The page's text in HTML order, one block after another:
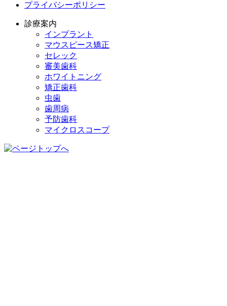
プライバシーポリシー
診療案内
インプラント
マウスピース矯正
セレック
審美歯科
ホワイトニング
矯正歯科
虫歯
歯周病
予防歯科
マイクロスコープ